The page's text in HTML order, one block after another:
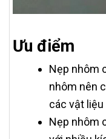
Ưu điểm
Nẹp nhôm
nhôm nên
các vật liệu
Nẹp nhôm